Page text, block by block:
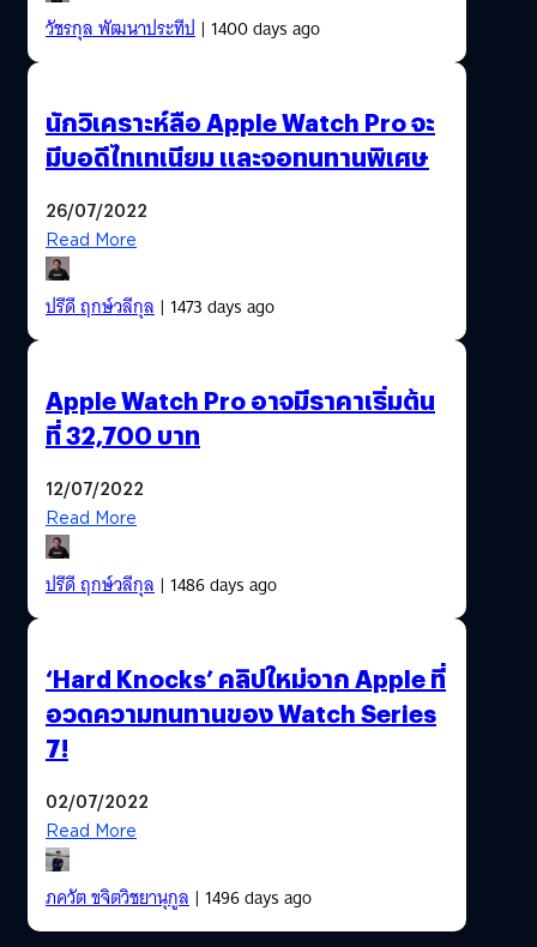
วัชรกุล พัฒนาประทีป| 1400 days ago
นักวิเคราะห์ลือ Apple Watch Pro จะ
มีบอดีไทเทเนียม และจอทนทานพิเศษ
26/07/2022
Read More
ปรีดี ฤกษ์วลีกุล| 1473 days ago
Apple Watch Pro อาจมีราคาเริ่มต้น
ที่ 32,700 บาท
12/07/2022
Read More
ปรีดี ฤกษ์วลีกุล| 1486 days ago
‘Hard Knocks’ คลิปใหม่จาก Apple ที่
อวดความทนทานของ Watch Series
7!
02/07/2022
Read More
ภควัต ขจิตวิชยานุกูล| 1496 days ago